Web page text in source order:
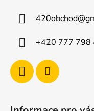
420obchod@
+420 777 798